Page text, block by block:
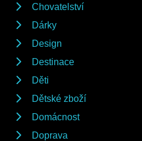
Chovatelství
Dárky
Design
Destinace
Děti
Dětské zboží
Domácnost
Doprava